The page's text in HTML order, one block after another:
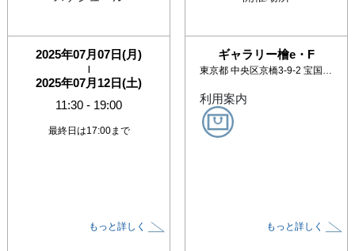
2025年07月07日(月)
|
2025年07月12日(土)
11:30 - 19:00
最終日は17:00まで
もっと詳しく
ギャラリー檜e・F
東京都 中央区京橋3-9-2 宝国ビル4F
利用案内
もっと詳しく